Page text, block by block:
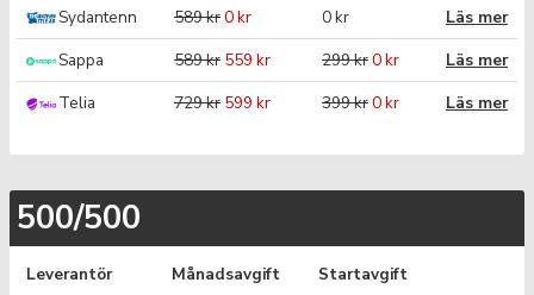
Sydantenn
589 kr0 kr 0 kr
Läs mer
Sappa
589 kr 559 kr 299 kr0 kr
Läs mer
Telia
729 kr 599 kr 399 kr0 kr Läs mer
500/500
Leverantör Månadsavgift Startavgift